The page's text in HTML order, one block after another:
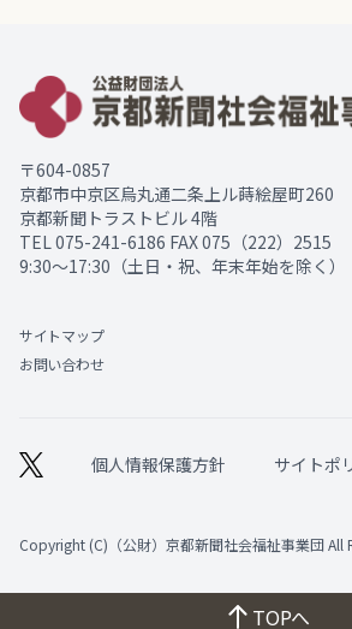
〒604-0857
京都市中京区烏丸通二条上ル蒔絵屋町260
京都新聞トラストビル 4階
TEL075-241-6186 FAX 075（222）2515
9:30～17:30（土日・祝、年末年始を除く）
サイトマップ
お問い合わせ
個人情報保護方針 サイトポ
Copyright (C)（公財）京都新聞社会福祉事業団 All
TOPへ